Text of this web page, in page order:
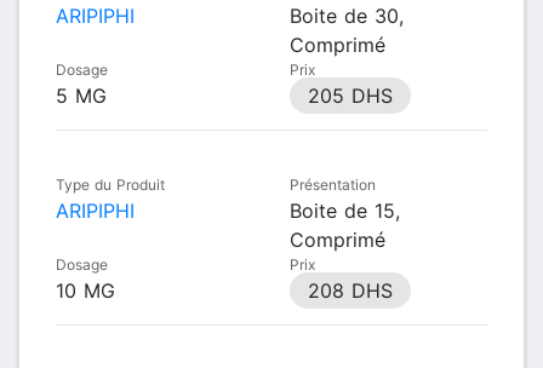
ARIPIPHI
Boite de 30,
Comprimé
Dosage
5 MG
Prix
205 DHS
Type du Produit
ARIPIPHI
Présentation
Boite de 15,
Comprimé
Dosage
10 MG
Prix
208 DHS